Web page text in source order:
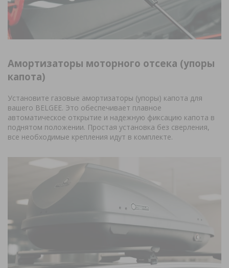
Амортизаторы моторного отсека (упоры
капота)
Установите газовые амортизаторы (упоры) капота для
вашего BELGEE. Это обеспечивает плавное
автоматическое открытие и надежную фиксацию капота в
поднятом положении. Простая установка без сверления,
все необходимые крепления идут в комплекте.